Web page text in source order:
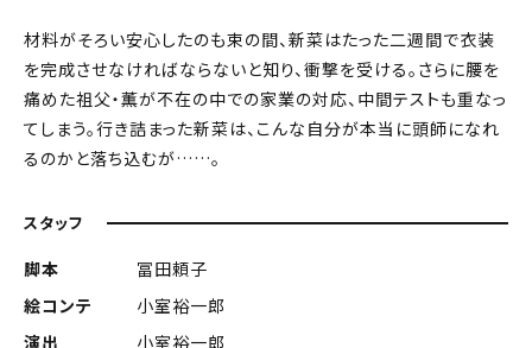
材料がそろい安心したのも束の間、新菜はたった二週間で衣装
を完成させなければならないと知り、衝撃を受ける。さらに腰を
痛めた祖父・薫が不在の中での家業の対応、中間テストも重なっ
てしまう。行き詰まった新菜は、こんな自分が本当に頭師になれ
るのかと落ち込むが……。
スタッフ
脚本
冨田頼子
絵コンテ
小室裕一郎
演出
小室裕一郎